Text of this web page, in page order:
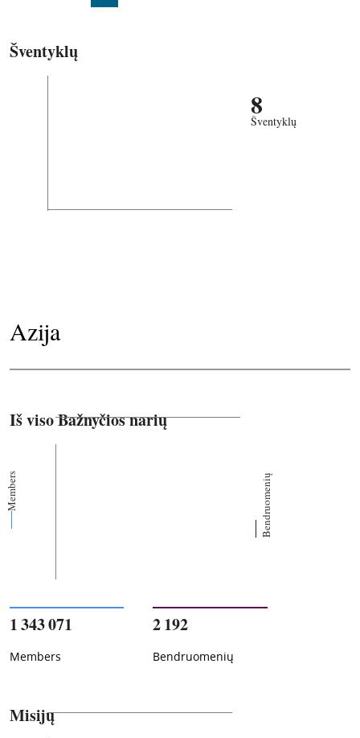
Šventyklų
8
Šventyklų
Azija
Iš viso Bažnyčios narių
Members Bendruomenių
1 343 071
Members
2 192
Bendruomenių
Misijų